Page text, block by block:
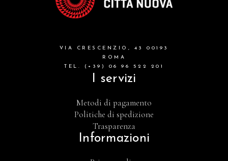
VIA CRESCENZIO, 43 00193
ROMA
TEL. (+39) 06 96 522 201
I servizi
Metodi di pagamento
Politiche di spedizione
Trasparenza
Informazioni